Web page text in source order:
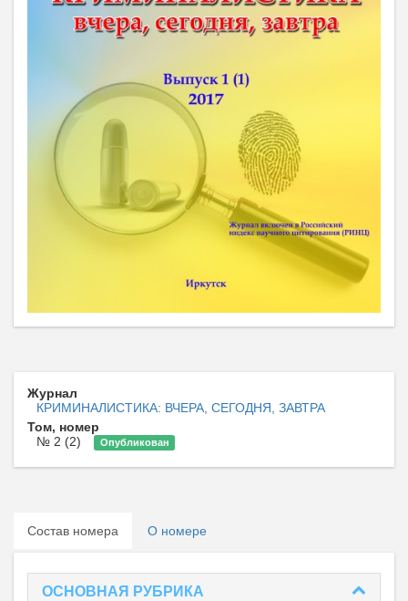
Журнал
КРИМИНАЛИСТИКА: ВЧЕРА, СЕГОДНЯ, ЗАВТРА
Том, номер
№ 2 (2)
Опубликован
Состав номера О номере
ОСНОВНАЯ РУБРИКА